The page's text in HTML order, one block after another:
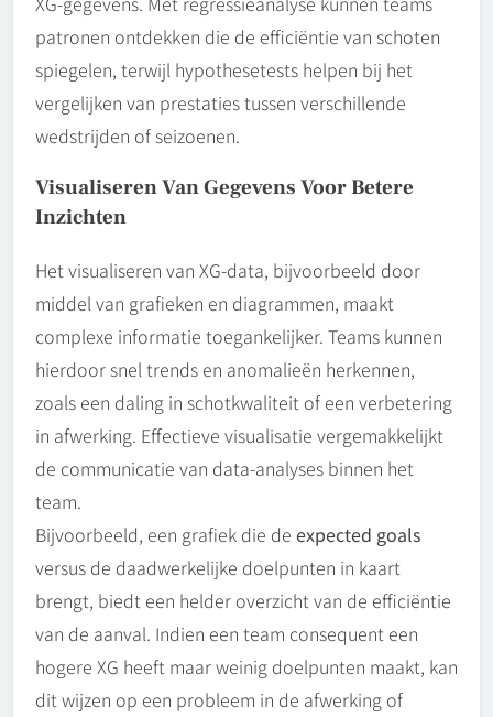
patronen ontdekken die de efficiëntie van schoten
spiegelen, terwijl hypothesetests helpen bij het
vergelijken van prestaties tussen verschillende
wedstrijden of seizoenen.
Visualiseren Van Gegevens Voor Betere
Inzichten
Het visualiseren van XG-data, bijvoorbeeld door
middel van grafieken en diagrammen, maakt
complexe informatie toegankelijker. Teams kunnen
hierdoor snel trends en anomalieën herkennen,
zoals een daling in schotkwaliteit of een verbetering
in afwerking. Effectieve visualisatie vergemakkelijkt
de communicatie van data-analyses binnen het
team.
Bijvoorbeeld, een grafiek die de expected goals
versus de daadwerkelijke doelpunten in kaart
brengt, biedt een helder overzicht van de efficiëntie
van de aanval. Indien een team consequent een
hogere XG heeft maar weinig doelpunten maakt, kan
dit wijzen op een probleem in de afwerking of